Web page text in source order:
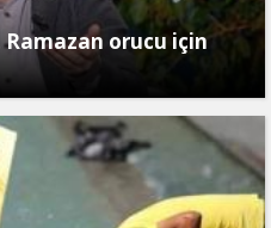
orucu için